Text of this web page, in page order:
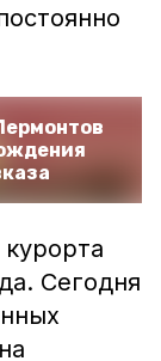
Сегодня